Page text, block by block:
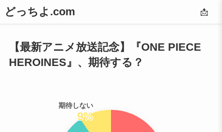
どっちよ.com 📩
【最新アニメ放送記念】『ONE PIECE
HEROINES』、期待する？
期待しない
9%